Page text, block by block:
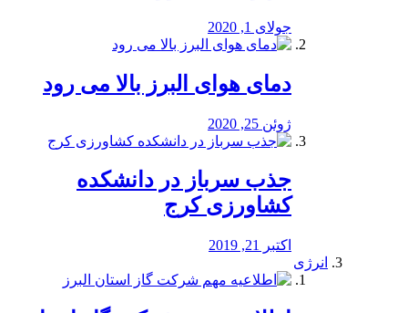
جولای 1, 2020
دمای هوای البرز بالا می رود
ژوئن 25, 2020
جذب سرباز در دانشکده
کشاورزی کرج
اکتبر 21, 2019
انرژی